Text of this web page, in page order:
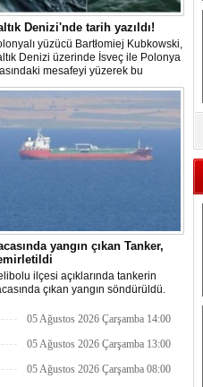
Denizi'nde tarih yazıldı!
yüzücü Bartłomiej Kubkowski,
Denizi üzerinde İsveç ile Polonya
mesafeyi yüzerek bu
ilk örneği olarak tarihe geçti.
yangın çıkan Tanker,
ilçesi açıklarında tankerin
çıkan yangın söndürüldü.
demirletildi.
05 Ağustos 2026 Çarşamba 14:00
05 Ağustos 2026 Çarşamba 13:00
05 Ağustos 2026 Çarşamba 08:00